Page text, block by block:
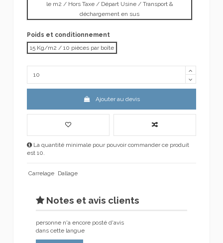
le m2 / Hors Taxe / Départ Usine / Transport &
déchargement en sus
Poids et conditionnement
15 Kg/m2 / 10 pièces par boîte
Ajouter au devis
La quantité minimale pour pouvoir commander ce produit
est 10.
Carrelage Dallage
Notes et avis clients
personne n'a encore posté d'avis
dans cette langue